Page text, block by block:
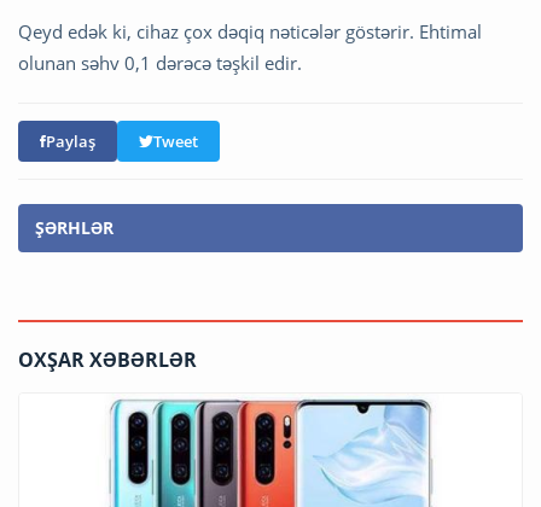
Qeyd edək ki, cihaz çox dəqiq nəticələr göstərir. Ehtimal
olunan səhv 0,1 dərəcə təşkil edir.
Paylaş Tweet
ŞƏRHLƏR
OXŞAR XƏBƏRLƏR